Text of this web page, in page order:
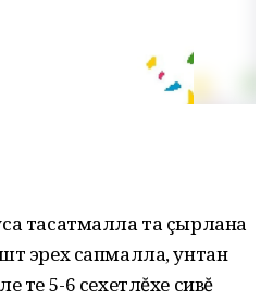
тасатмалла та çырлана
эрех сапмалла, унтан
те 5-6 сехетлĕхе сивĕ